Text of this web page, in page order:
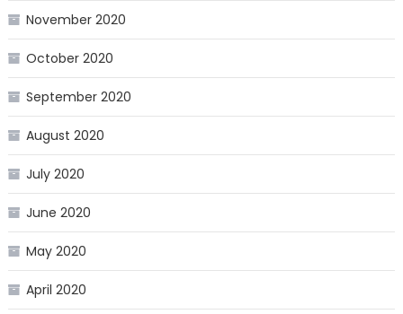
November 2020
October 2020
September 2020
August 2020
July 2020
June 2020
May 2020
April 2020